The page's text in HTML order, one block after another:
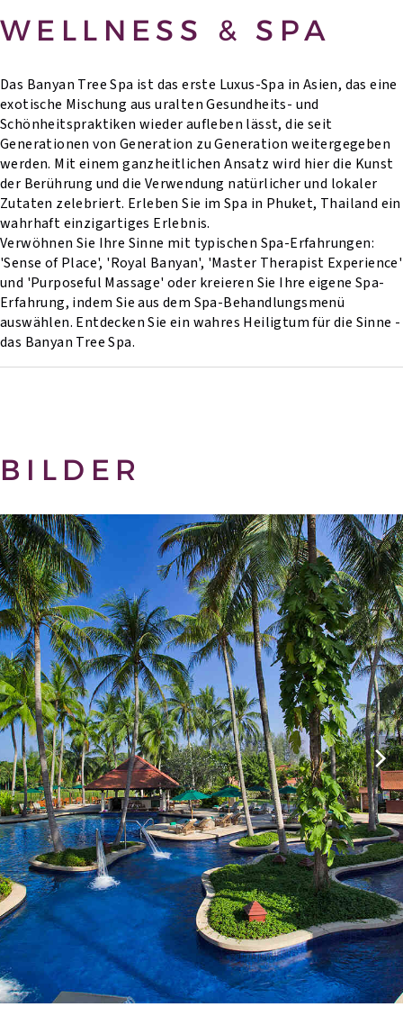
WELLNESS & SPA
Das Banyan Tree Spa ist das erste Luxus-Spa in Asien, das eine
exotische Mischung aus uralten Gesundheits- und
Schönheitspraktiken wieder aufleben lässt, die seit
Generationen von Generation zu Generation weitergegeben
werden. Mit einem ganzheitlichen Ansatz wird hier die Kunst
der Berührung und die Verwendung natürlicher und lokaler
Zutaten zelebriert. Erleben Sie im Spa in Phuket, Thailand ein
wahrhaft einzigartiges Erlebnis.
Verwöhnen Sie Ihre Sinne mit typischen Spa-Erfahrungen:
'Sense of Place', 'Royal Banyan', 'Master Therapist Experience'
und 'Purposeful Massage' oder kreieren Sie Ihre eigene Spa-
Erfahrung, indem Sie aus dem Spa-Behandlungsmenü
auswählen. Entdecken Sie ein wahres Heiligtum für die Sinne -
das Banyan Tree Spa.
BILDER